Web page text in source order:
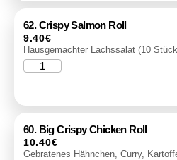
62. Crispy Salmon Roll
9.40€
Hausgemachter Lachssalat (10
60. Big Crispy Chicken Roll
10.40€
Gebratenes Hähnchen, Curry,